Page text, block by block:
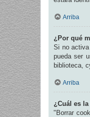
Arriba
¿Por qué
Si no
pueda ser
biblioteca,
Arriba
¿Cuál es
"Borrar